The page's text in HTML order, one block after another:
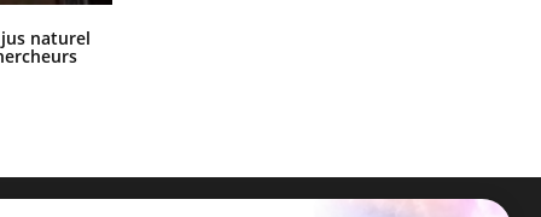
jus naturel